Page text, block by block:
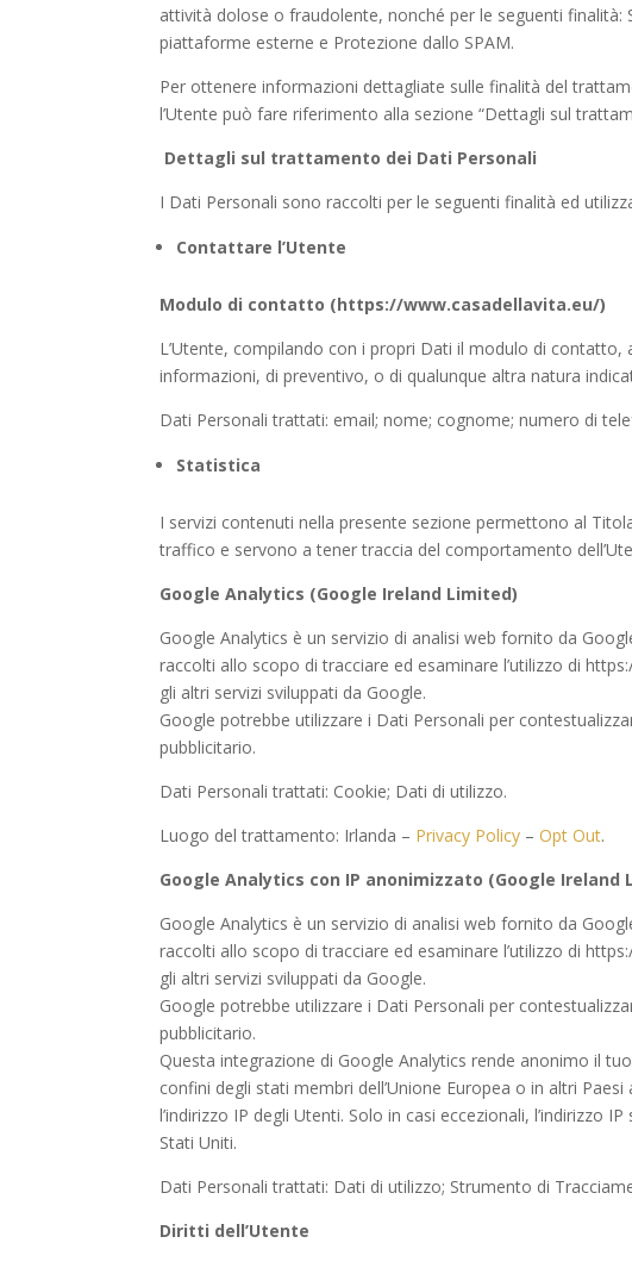
attività dolose o fraudolente, nonché per le seguenti finalità:
piattaforme esterne e Protezione dallo SPAM.
Per ottenere informazioni dettagliate sulle finalità del
l’Utente può fare riferimento alla sezione “Dettagli sul
Dettagli sul trattamento dei Dati Personali
I Dati Personali sono raccolti per le seguenti finalità ed
Contattare l’Utente
Modulo di contatto (https://www.casadellavita.eu/)
L’Utente, compilando con i propri Dati il modulo di
informazioni, di preventivo, o di qualunque altra natura
Dati Personali trattati: email; nome; cognome; numero di
Statistica
I servizi contenuti nella presente sezione permettono al
traffico e servono a tener traccia del comportamento
Google Analytics (Google Ireland Limited)
Google Analytics è un servizio di analisi web fornito da
raccolti allo scopo di tracciare ed esaminare l’utilizzo di
gli altri servizi sviluppati da Google.
Google potrebbe utilizzare i Dati Personali per
pubblicitario.
Dati Personali trattati: Cookie; Dati di utilizzo.
Luogo del trattamento: Irlanda – Privacy Policy –Opt Out.
Google Analytics con IP anonimizzato (Google Ireland
Google Analytics è un servizio di analisi web fornito da
raccolti allo scopo di tracciare ed esaminare l’utilizzo di
gli altri servizi sviluppati da Google.
Google potrebbe utilizzare i Dati Personali per
pubblicitario.
Questa integrazione di Google Analytics rende anonimo il
confini degli stati membri dell’Unione Europea o in altri
l’indirizzo IP degli Utenti. Solo in casi eccezionali, l’indirizzo
Stati Uniti.
Dati Personali trattati: Dati di utilizzo; Strumento di
Diritti dell’Utente